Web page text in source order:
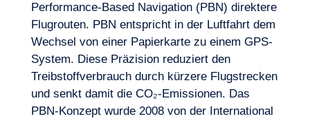
Performance-Based Navigation (PBN) direktere
Flugrouten. PBN entspricht in der Luftfahrt dem
Wechsel von einer Papierkarte zu einem GPS-
System. Diese Präzision reduziert den
Treibstoffverbrauch durch kürzere Flugstrecken
und senkt damit die CO₂-Emissionen. Das
PBN-Konzept wurde 2008 von der International